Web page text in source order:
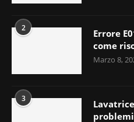
2
Errore
come
Marzo 8,
3
problemi